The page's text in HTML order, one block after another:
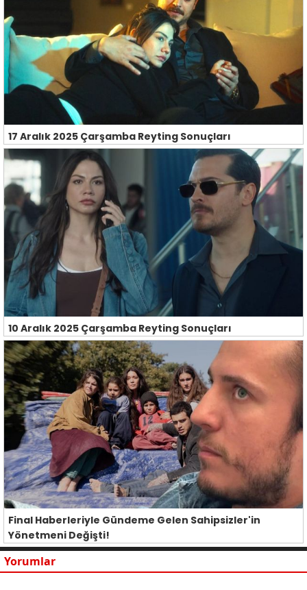
17 Aralık 2025 Çarşamba Reyting Sonuçları
10 Aralık 2025 Çarşamba Reyting Sonuçları
Final Haberleriyle Gündeme Gelen Sahipsizler'in
Yönetmeni Değişti!
Yorumlar